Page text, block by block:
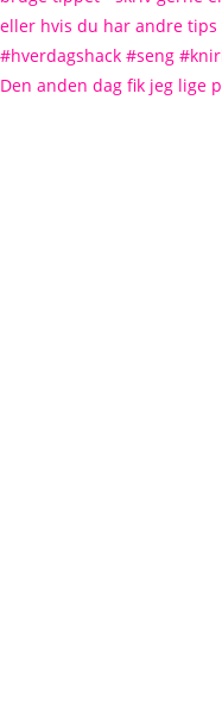
Den anden dag fik jeg lige